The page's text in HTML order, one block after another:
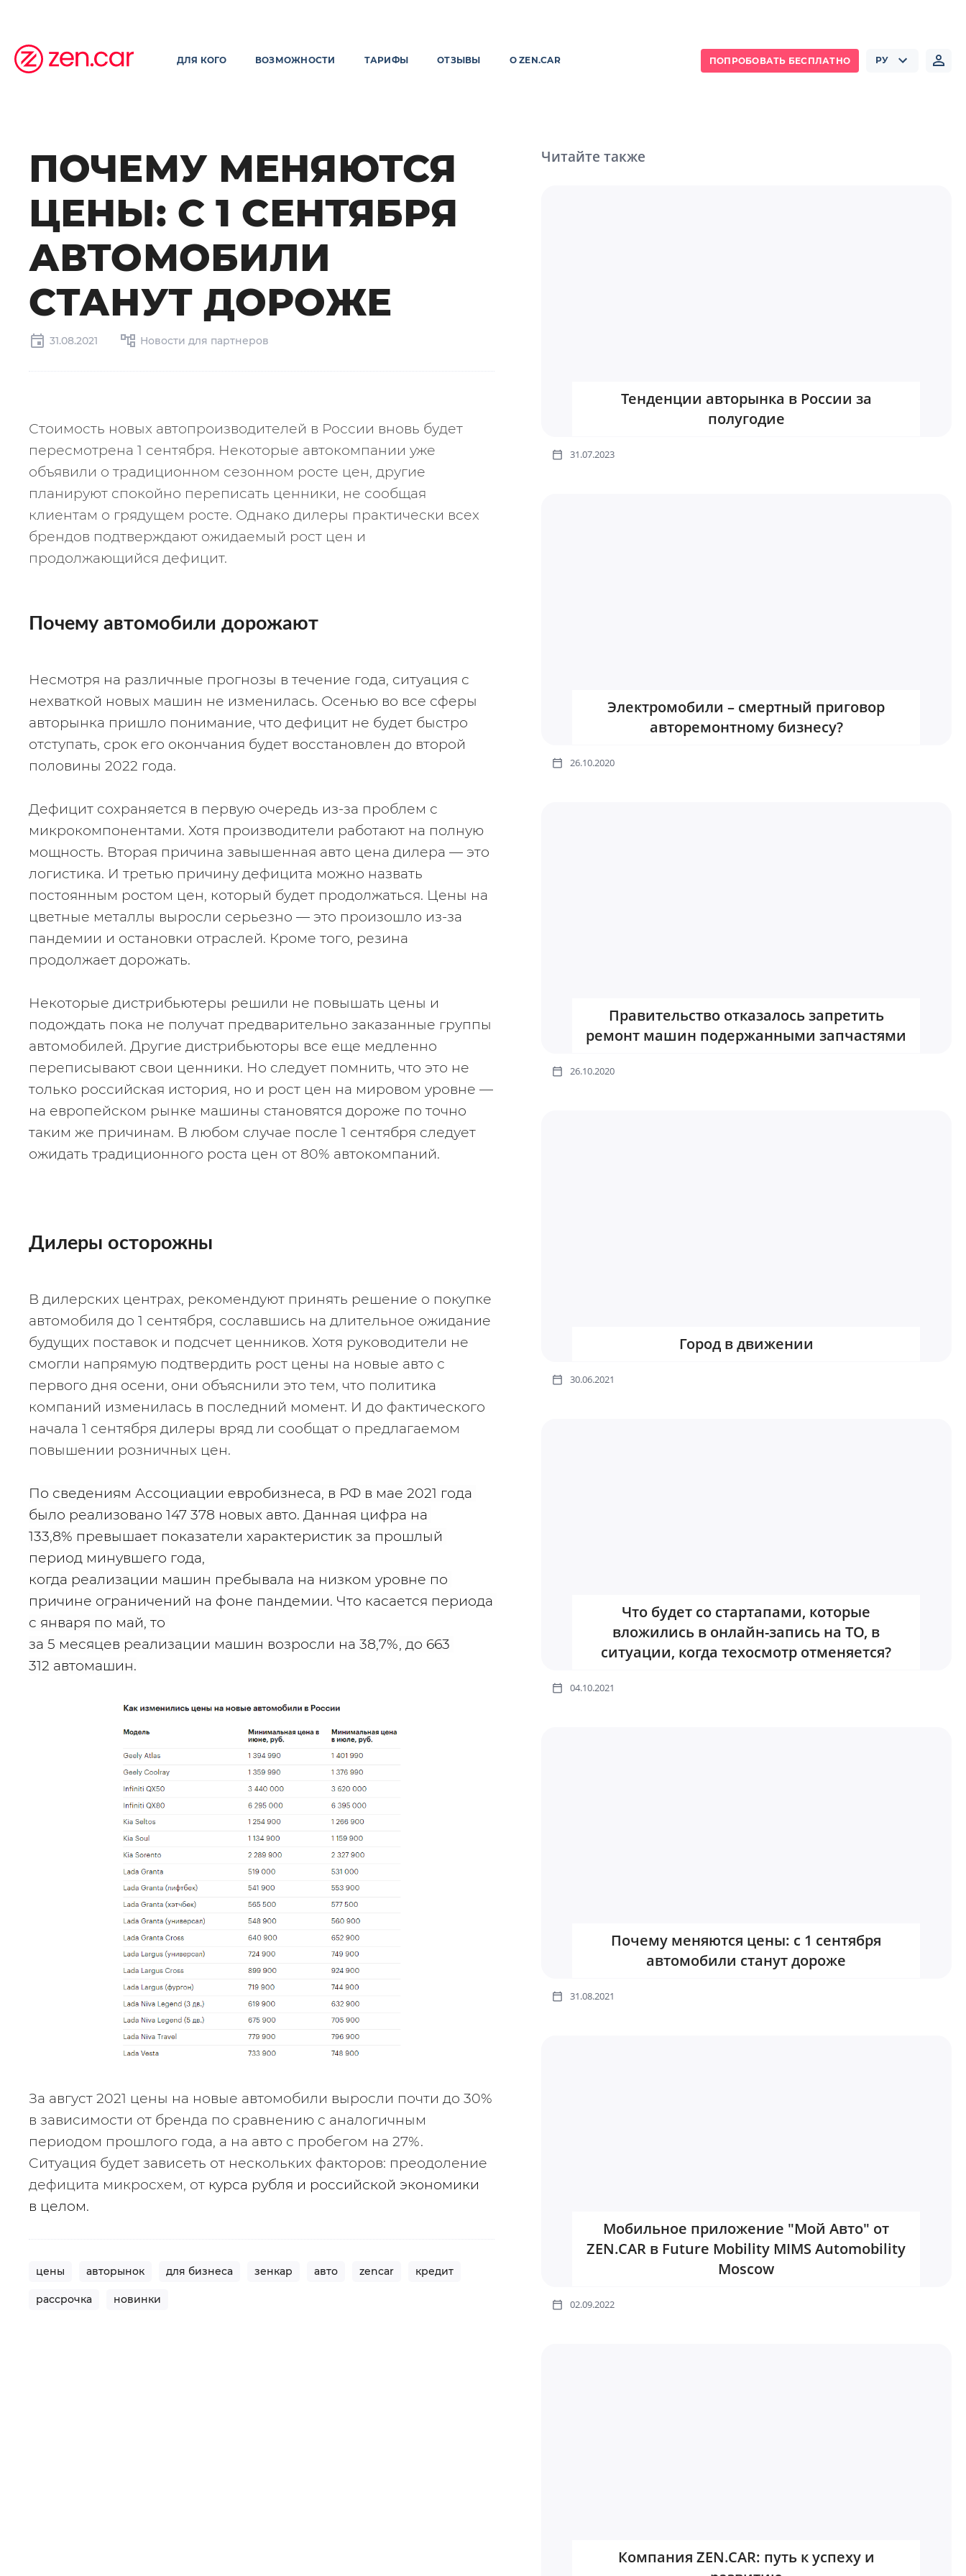
ДЛЯ КОГО ВОЗМОЖНОСТИ ТАРИФЫ ОТЗЫВЫ О ZEN.CAR ПОПРОБОВАТЬ БЕСПЛАТНО РУ
ПОЧЕМУ МЕНЯЮТСЯ
ЦЕНЫ: С 1 СЕНТЯБРЯ
АВТОМОБИЛИ
СТАНУТ ДОРОЖЕ
31.08.2021 Новости для партнеров
Стоимость новых автопроизводителей в России вновь будет
пересмотрена 1 сентября. Некоторые автокомпании уже
объявили о традиционном сезонном росте цен, другие
планируют спокойно переписать ценники, не сообщая
клиентам о грядущем росте. Однако дилеры практически всех
брендов подтверждают ожидаемый рост цен и
продолжающийся дефицит.
Почему автомобили дорожают
Несмотря на различные прогнозы в течение года, ситуация с
нехваткой новых машин не изменилась. Осенью во все сферы
авторынка пришло понимание, что дефицит не будет быстро
отступать, срок его окончания будет восстановлен до второй
половины 2022 года.
Дефицит сохраняется в первую очередь из-за проблем с
микрокомпонентами. Хотя производители работают на полную
мощность. Вторая причина завышенная авто цена дилера — это
логистика. И третью причину дефицита можно назвать
постоянным ростом цен, который будет продолжаться. Цены на
цветные металлы выросли серьезно — это произошло из-за
пандемии и остановки отраслей. Кроме того, резина
продолжает дорожать.
Некоторые дистрибьютеры решили не повышать цены и
подождать пока не получат предварительно заказанные группы
автомобилей. Другие дистрибьюторы все еще медленно
переписывают свои ценники. Но следует помнить, что это не
только российская история, но и рост цен на мировом уровне —
на европейском рынке машины становятся дороже по точно
таким же причинам. В любом случае после 1 сентября следует
ожидать традиционного роста цен от 80% автокомпаний.
Дилеры осторожны
В дилерских центрах, рекомендуют принять решение о покупке
автомобиля до 1 сентября, сославшись на длительное ожидание
будущих поставок и подсчет ценников. Хотя руководители не
смогли напрямую подтвердить рост цены на новые авто с
первого дня осени, они объяснили это тем, что политика
компаний изменилась в последний момент. И до фактического
начала 1 сентября дилеры вряд ли сообщат о предлагаемом
повышении розничных цен.
По сведениям Ассоциации евробизнеса, в РФ в мае 2021 года
было реализовано 147 378 новых авто. Данная цифра на
133,8% превышает показатели характеристик за прошлый
период минувшего года,
когда реализации машин пребывала на низком уровне по
причине ограничений на фоне пандемии. Что касается периода
с января по май, то
за 5 месяцев реализации машин возросли на 38,7%, до 663
312 автомашин.
За август 2021 цены на новые автомобили выросли почти до 30%
в зависимости от бренда по сравнению с аналогичным
периодом прошлого года, а на авто с пробегом на 27%.
Cитуация будет зависеть от нескольких факторов: преодоление
дефицита микросхем, от курса рубля и российской экономики
в целом.
цены авторынок для бизнеса зенкар авто zencar кредит
рассрочка новинки
Читайте также
Тенденции авторынка в России за
полугодие
31.07.2023
Электромобили – смертный приговор
авторемонтному бизнесу?
26.10.2020
Правительство отказалось запретить
ремонт машин подержанными запчастями
26.10.2020
Город в движении
30.06.2021
Что будет со стартапами, которые
вложились в онлайн-запись на ТО, в
ситуации, когда техосмотр отменяется?
04.10.2021
Почему меняются цены: с 1 сентября
автомобили станут дороже
31.08.2021
Мобильное приложение "Мой Авто" от
ZEN.CAR в Future Mobility MIMS Automobility
Moscow
02.09.2022
Компания ZEN.CAR: путь к успеху и